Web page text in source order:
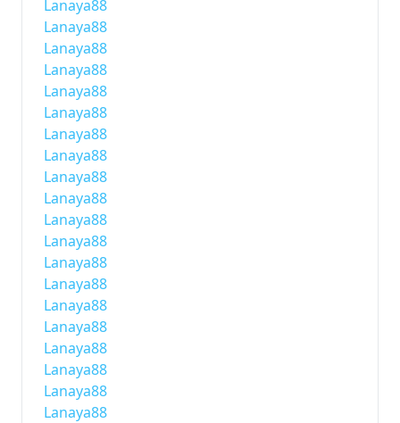
Lanaya88
Lanaya88
Lanaya88
Lanaya88
Lanaya88
Lanaya88
Lanaya88
Lanaya88
Lanaya88
Lanaya88
Lanaya88
Lanaya88
Lanaya88
Lanaya88
Lanaya88
Lanaya88
Lanaya88
Lanaya88
Lanaya88
Lanaya88